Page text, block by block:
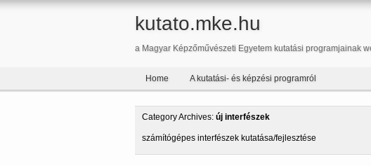
kutato.mke.hu
a Magyar Képzőművészeti Egyetem kutatási programjainak
Home A kutatási- és képzési programról
Category Archives: új interfészek
számítógépes interfészek kutatása/fejlesztése